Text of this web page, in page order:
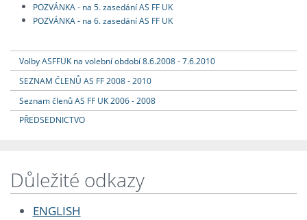
POZVÁNKA - na 5. zasedání AS FF UK
POZVÁNKA - na 6. zasedání AS FF UK
Volby ASFFUK na volební období 8.6.2008 - 7.6.2010
SEZNAM ČLENŮ AS FF 2008 - 2010
Seznam členů AS FF UK 2006 - 2008
PŘEDSEDNICTVO
Důležité odkazy
ENGLISH